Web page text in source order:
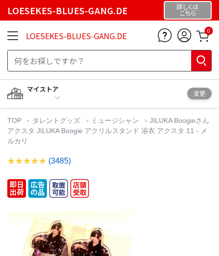
LOESEKES-BLUES-GANG.DE 詳しくは
こちら
LOESEKES-BLUES-GANG.DE 0
マイストア
変更
TOP タレントグッズ ミュージシャン
JILUKA Boogieさん
アクスタ JILUKA Boogie アクリルスタンド 浴衣 アクスタ 11 - メ
ルカリ
(3485)